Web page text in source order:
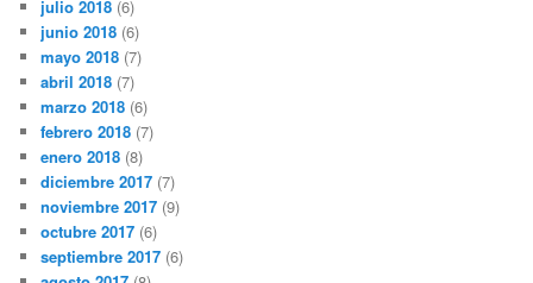
julio 2018 (6)
junio 2018 (6)
mayo 2018 (7)
abril 2018 (7)
marzo 2018 (6)
febrero 2018 (7)
enero 2018 (8)
diciembre 2017 (7)
noviembre 2017 (9)
octubre 2017 (6)
septiembre 2017 (6)